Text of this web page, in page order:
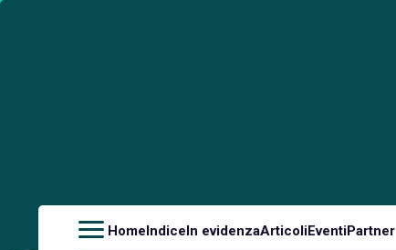
HomeIndiceIn evidenzaArticoliEventiPartner